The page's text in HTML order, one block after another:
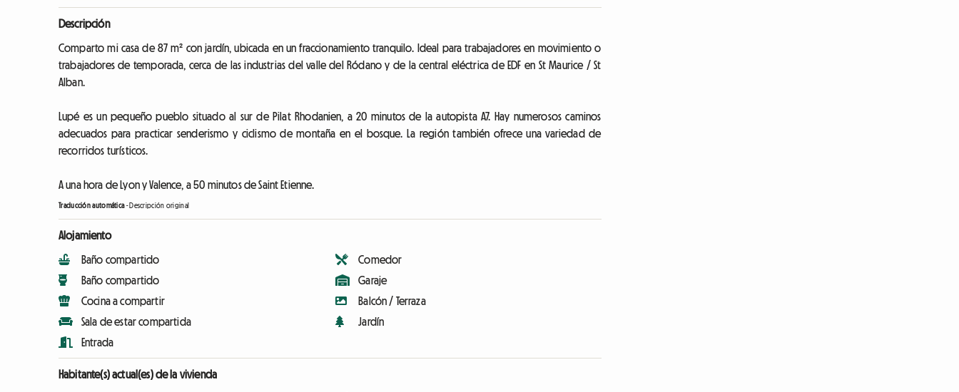
Descripción
Comparto mi casa de 87 m² con jardín, ubicada en un fraccionamiento tranquilo. Ideal para trabajadores en movimiento o
trabajadores de temporada, cerca de las industrias del valle del Ródano y de la central eléctrica de EDF en St Maurice / St
Alban.
Lupé es un pequeño pueblo situado al sur de Pilat Rhodanien, a 20 minutos de la autopista A7. Hay numerosos caminos
adecuados para practicar senderismo y ciclismo de montaña en el bosque. La región también ofrece una variedad de
recorridos turísticos.
A una hora de Lyon y Valence, a 50 minutos de Saint Etienne.
Traducción automática-Descripción original
Alojamiento
Baño compartido
Baño compartido
Cocina a compartir
Sala de estar compartida
Entrada
Comedor
Garaje
Balcón / Terraza
Jardín
Habitante(s) actual(es) de la vivienda